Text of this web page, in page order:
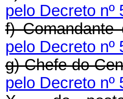
pelo Decreto nº
f)
pelo Decreto nº
g) Chefe do
pelo Decreto nº